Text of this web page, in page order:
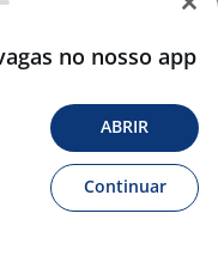
no nosso app
ABRIR
Continuar